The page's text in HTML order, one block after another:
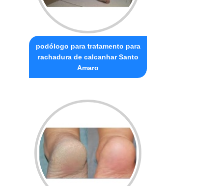
podólogo para tratamento para
rachadura de calcanhar Santo
Amaro